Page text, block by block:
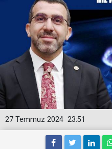
23:51
27 Temmuz 2024